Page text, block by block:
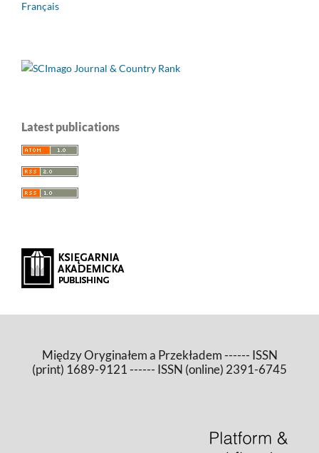
Français
Latest publications
Między Oryginałem a Przekładem ------ ISSN
(print) 1689-9121 ------ ISSN (online) 2391-6745